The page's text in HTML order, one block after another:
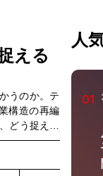
える
うのか。テ
構造の再編
どう捉え直
氏を迎え、
起こりうる
介にとどま
人
01